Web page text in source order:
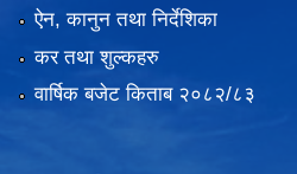
ऐन, कानुन तथा निर्देशिका
कर तथा शुल्कहरु
वार्षिक बजेट किताब २०८२/८३